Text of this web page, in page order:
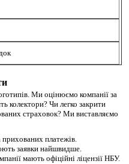
Ми оцінюємо компанії за
колектори? Чи легко закрити
страховок? Ми виставляємо
платежів.
заявки найшвидше.
мають офіційні ліцензії НБУ.